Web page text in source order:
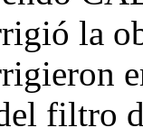
la
filtro